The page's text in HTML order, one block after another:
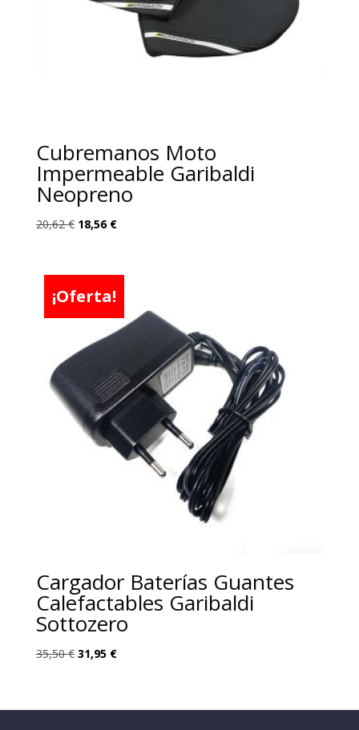
Cubremanos Moto
Impermeable Garibaldi
Neopreno
20,62€ El
era:
20,62 €.
18,56 €El
es:
¡Oferta!
Cargador Baterías Guantes
Calefactables Garibaldi
Sottozero
35,50€ El
era:
31,95 €El
es: